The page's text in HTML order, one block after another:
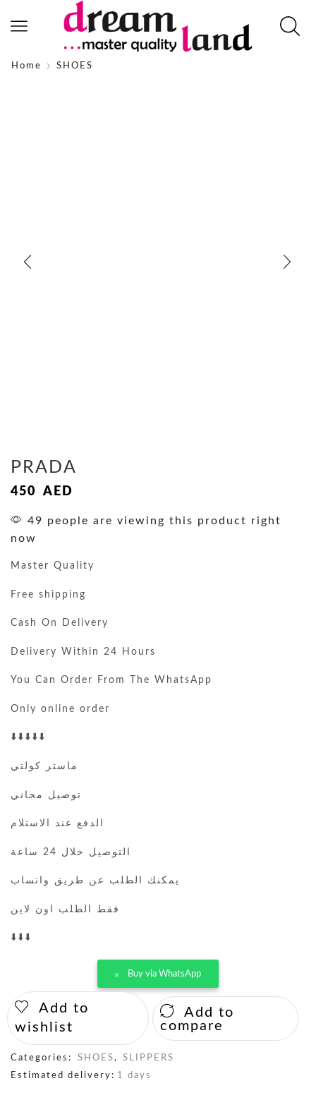
Home SHOES
PRADA
450 AED
49 people are viewing this product right
now
Master Quality
Free shipping
Cash On Delivery
Delivery Within 24 Hours
You Can Order From The WhatsApp
Only online order
⬇️⬇️⬇️⬇️⬇️
ماستر كولتي
توصيل مجاني
الدفع عند الاستلام
التوصيل خلال 24 ساعة
يمكنك الطلب عن طريق واتساب
فقط الطلب اون لاين
⬇️⬇️⬇️
Buy via WhatsApp
Add to
wishlist
Add to
compare
Categories: SHOES,
SLIPPERS
Estimated delivery: 1 days